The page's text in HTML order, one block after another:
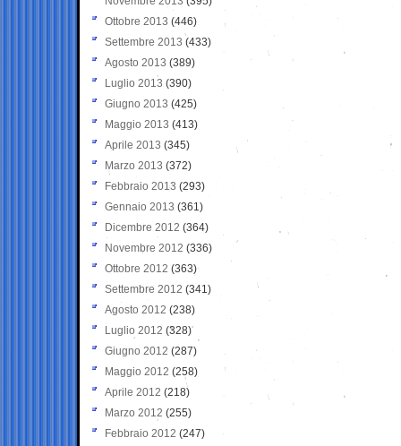
Ottobre 2013 (446)
Settembre 2013 (433)
Agosto 2013 (389)
Luglio 2013 (390)
Giugno 2013 (425)
Maggio 2013 (413)
Aprile 2013 (345)
Marzo 2013 (372)
Febbraio 2013 (293)
Gennaio 2013 (361)
Dicembre 2012 (364)
Novembre 2012 (336)
Ottobre 2012 (363)
Settembre 2012 (341)
Agosto 2012 (238)
Luglio 2012 (328)
Giugno 2012 (287)
Maggio 2012 (258)
Aprile 2012 (218)
Marzo 2012 (255)
Febbraio 2012 (247)